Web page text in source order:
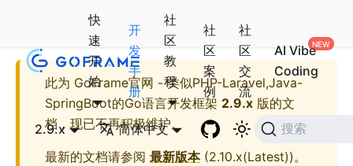
快
速
开
始
开
发
手
册
社
区
教
程
社
区
案
例
社
区
交
流
AI Vibe
Coding
2.9.x 简体中文 搜索
此为 GoFrame官网 - 类似PHP-Laravel,Java-
SpringBoot的Go语言开发框架 2.9.x 版的文
档，现已不再积极维护。
最新的文档请参阅 最新版本(2.10.x(Latest))。